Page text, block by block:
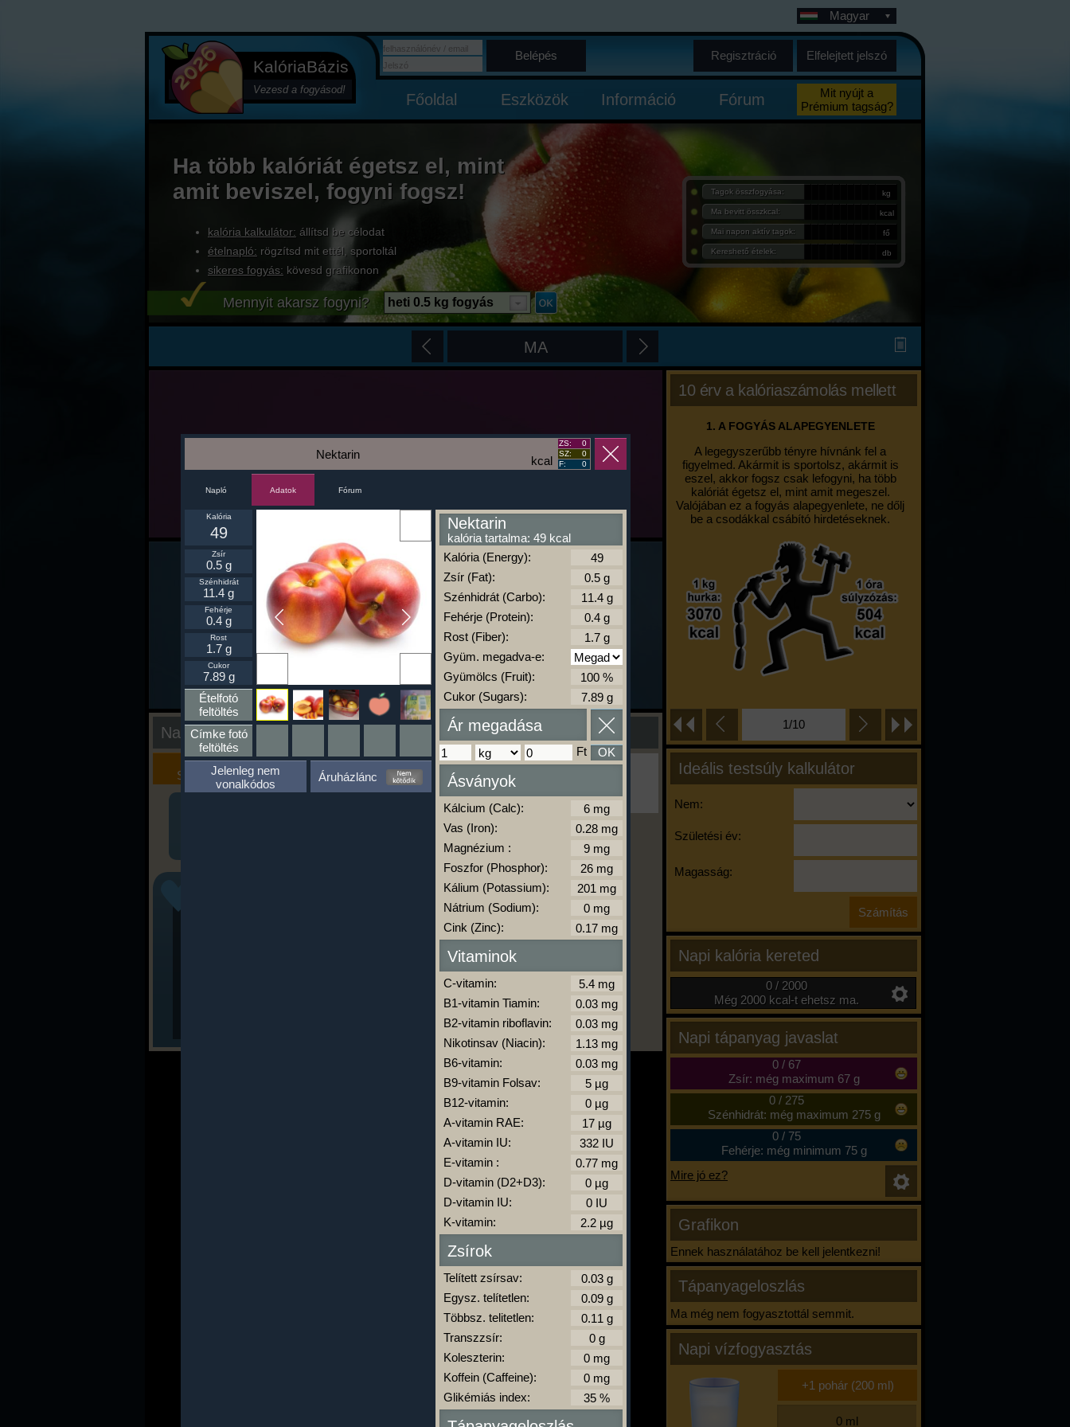
KalóriaBázis
Vezesd a fogyásod!
Magyar
Belépés Regisztráció Elfelejtett jelszó
Főoldal Eszközök Információ Fórum
Mit nyújt a
Prémium tagság?
Ha több kalóriát égetsz el, mint
amit beviszel, fogyni fogsz!
kalória kalkulátor: állítsd be célodat
ételnapló: rögzítsd mit ettél, sportoltál
sikeres fogyás: kövesd grafikonon
Tagok összfogyása: kg
Ma bevitt összkcal: kcal
Mai napon aktív tagok: fő
Kereshető ételek: db
Mennyit akarsz fogyni? heti 0.5 kg fogyás
MA
10 érv a kalóriaszámolás mellett
1. A FOGYÁS ALAPEGYENLETE
A legegyszerűbb tényre hívnánk fel a
figyelmed. Akármit is sportolsz, akármit is
eszel, akkor fogsz csak lefogyni, ha több
kalóriát égetsz el, mint amit megeszel.
Valójában ez a fogyás alapegyenlete, ne dőlj
be a csodákkal csábító hirdetéseknek.
1/10
Ideális testsúly kalkulátor
Nem:
Születési év:
Magasság:
Napi kalória kereted
0 / 2000
Még 2000 kcal-t ehetsz ma.
Napi tápanyag javaslat
0/ 67
Zsír: még maximum 67 g
0/ 275
Szénhidrát: még maximum 275 g
0/ 75
Fehérje: még minimum 75 g
Mire jó ez?
Grafikon
Ennek használatához be kell jelentkezni!
Tápanyageloszlás
Ma még nem fogyasztottál semmit.
Napi vízfogyasztás
Nap kiértékelése
Kalória
Szimulátor
Szöveges
Értékelés
Ha ma már nem eszel/sportolsz többet,
kattints a kiértékelésre!
A Kalória Szimulátor Prémium funkció.
kalóriabázis.hu
-
kcal
Nektarin
ZS:
0
SZ:
0
F:
0
Napló Adatok Fórum
Kalória
49
Zsír
0.5 g
Szénhidrát
11.4 g
Fehérje
0.4 g
Rost
1.7 g
Cukor
7.89 g
Ételfotó
feltöltés
Címke fotó
feltöltés
Jelenleg nem
vonalkódos
Áruházlánc
Nektarin
kalória tartalma: 49 kcal
Kalória (Energy):
Zsír (Fat):
Szénhidrát (Carbo):
Fehérje (Protein):
Rost (Fiber):
Gyüm. megadva-e:
Gyümölcs (Fruit):
Cukor (Sugars):
Ár megadása
Ft OK
Ásványok
Kálcium (Calc):
Vas (Iron):
Magnézium :
Foszfor (Phosphor):
Kálium (Potassium):
Nátrium (Sodium):
Cink (Zinc):
Vitaminok
C-vitamin:
B1-vitamin Tiamin:
B2-vitamin riboflavin:
Nikotinsav (Niacin):
B6-vitamin:
B9-vitamin Folsav:
B12-vitamin:
A-vitamin RAE:
A-vitamin IU:
E-vitamin :
D-vitamin (D2+D3):
D-vitamin IU:
K-vitamin:
Zsírok
Telített zsírsav:
Egysz. telítetlen:
Többsz. telitetlen:
Transzzsír:
Koleszterin:
Koffein (Caffeine):
Glikémiás index: